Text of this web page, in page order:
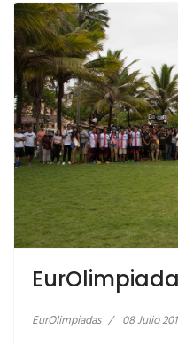
EurOlimpiadas 08 Julio